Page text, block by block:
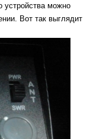
устройства можно
Вот так выглядит